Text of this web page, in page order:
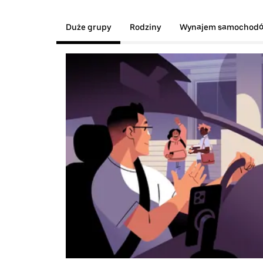
Duże grupy Rodziny Wynajem